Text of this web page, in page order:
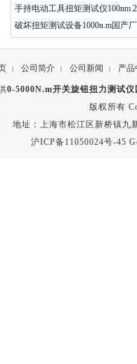
手持电动工具扭矩测试仪100nm
破坏扭矩测试设备1000n.m国产
| 公司简介 | 公司新闻 | 产品
0-5000N.m开关旋钮扭力测试仪
版权所有
地址：上海市松江区新桥镇九
沪ICP备11050024号-45